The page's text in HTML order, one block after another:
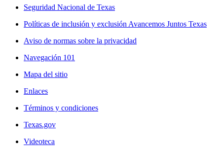
Seguridad Nacional de Texas
Políticas de inclusión y exclusión Avancemos Juntos Texas
Aviso de normas sobre la privacidad
Navegación 101
Mapa del sitio
Enlaces
Términos y condiciones
Texas.gov
Videoteca